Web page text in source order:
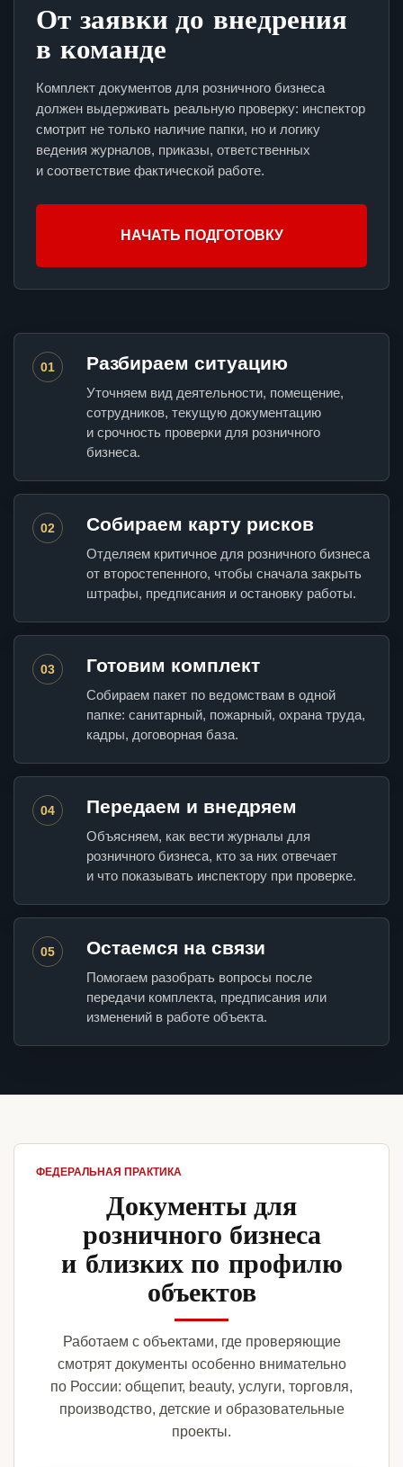
От заявки до внедрения
в команде
Комплект документов для розничного бизнеса
должен выдерживать реальную проверку: инспектор
смотрит не только наличие папки, но и логику
ведения журналов, приказы, ответственных
и соответствие фактической работе.
НАЧАТЬ ПОДГОТОВКУ
01 Разбираем ситуацию
Уточняем вид деятельности, помещение,
сотрудников, текущую документацию
и срочность проверки для розничного
бизнеса.
02 Собираем карту рисков
Отделяем критичное для розничного бизнеса
от второстепенного, чтобы сначала закрыть
штрафы, предписания и остановку работы.
03 Готовим комплект
Собираем пакет по ведомствам в одной
папке: санитарный, пожарный, охрана труда,
кадры, договорная база.
04 Передаем и внедряем
Объясняем, как вести журналы для
розничного бизнеса, кто за них отвечает
и что показывать инспектору при проверке.
05 Остаемся на связи
Помогаем разобрать вопросы после
передачи комплекта, предписания или
изменений в работе объекта.
ФЕДЕРАЛЬНАЯ ПРАКТИКА
Документы для
розничного бизнеса
и близких по профилю
объектов
Работаем с объектами, где проверяющие
смотрят документы особенно внимательно
по России: общепит, beauty, услуги, торговля,
производство, детские и образовательные
проекты.